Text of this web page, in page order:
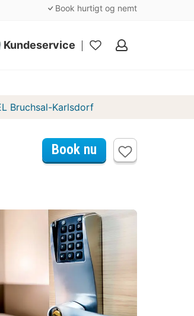
Book hurtigt og nemt
Kundeservice
Mine
Bruchsal-Karlsdorf
Book nu